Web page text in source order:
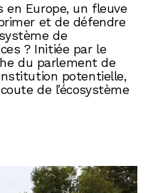
en Europe, un fleuve
et de défendre
de
? Initiée par le
du parlement de
potentielle,
de l’écosystème